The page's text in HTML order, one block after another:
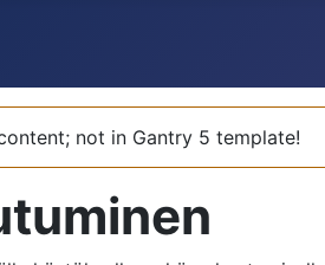
not in Gantry 5 template!